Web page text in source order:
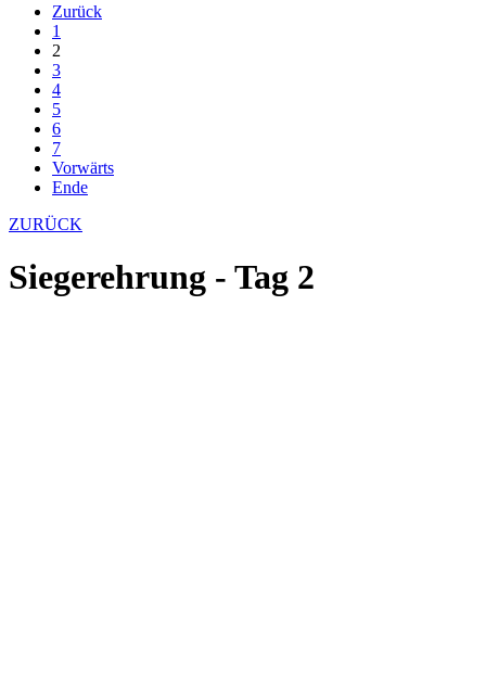
Zurück
1
2
3
4
5
6
7
Vorwärts
Ende
ZURÜCK
Siegerehrung - Tag 2